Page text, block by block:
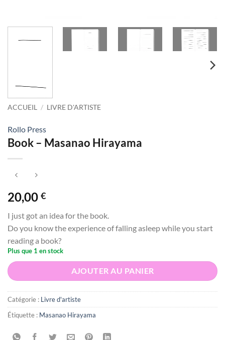
ACCUEIL / LIVRE D'ARTISTE
Rollo Press
Book – Masanao Hirayama
20,00 €
I just got an idea for the book.
Do you know the experience of falling asleep while you start
reading a book?
Plus que 1 en stock
AJOUTER AU PANIER
Catégorie : Livre d'artiste
Étiquette : Masanao Hirayama